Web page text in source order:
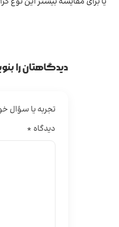
دیدگاهتان را
تجربه یا سؤال
دیدگاه *